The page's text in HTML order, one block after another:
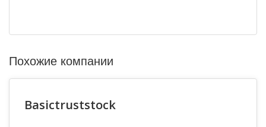
Похожие компании
Basictruststock